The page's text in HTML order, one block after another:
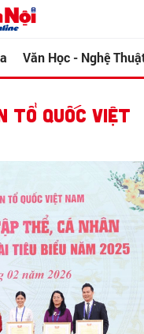
Văn Học - Nghệ
TỔ QUỐC VIỆT